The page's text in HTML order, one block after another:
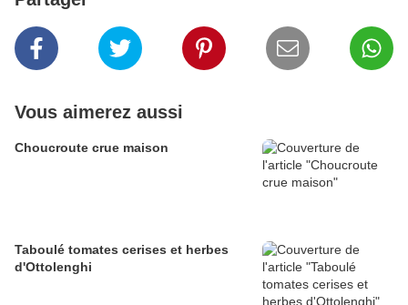
Vous aimerez aussi
Choucroute crue maison
Taboulé tomates cerises et herbes
d'Ottolenghi